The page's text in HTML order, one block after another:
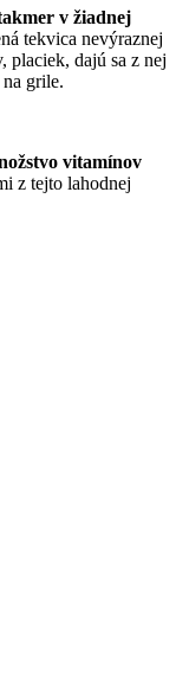
v žiadnej
tekvica nevýraznej
placiek, dajú sa z nej
grile.
vitamínov
z tejto lahodnej